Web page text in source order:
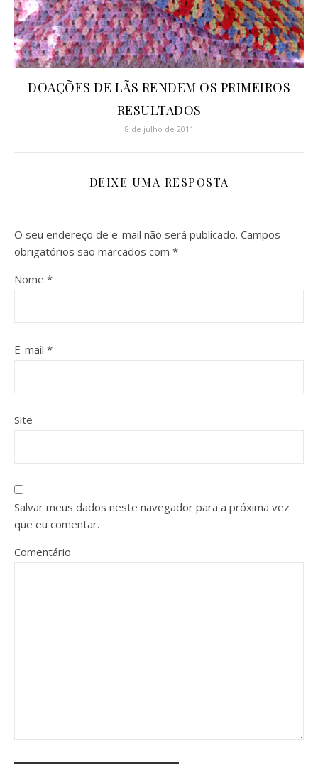
DOAÇÕES DE LÃS RENDEM OS PRIMEIROS
RESULTADOS
8 de julho de 2011
DEIXE UMA RESPOSTA
O seu endereço de e-mail não será publicado. Campos
obrigatórios são marcados com *
Nome *
E-mail *
Site
Salvar meus dados neste navegador para a próxima vez
que eu comentar.
Comentário